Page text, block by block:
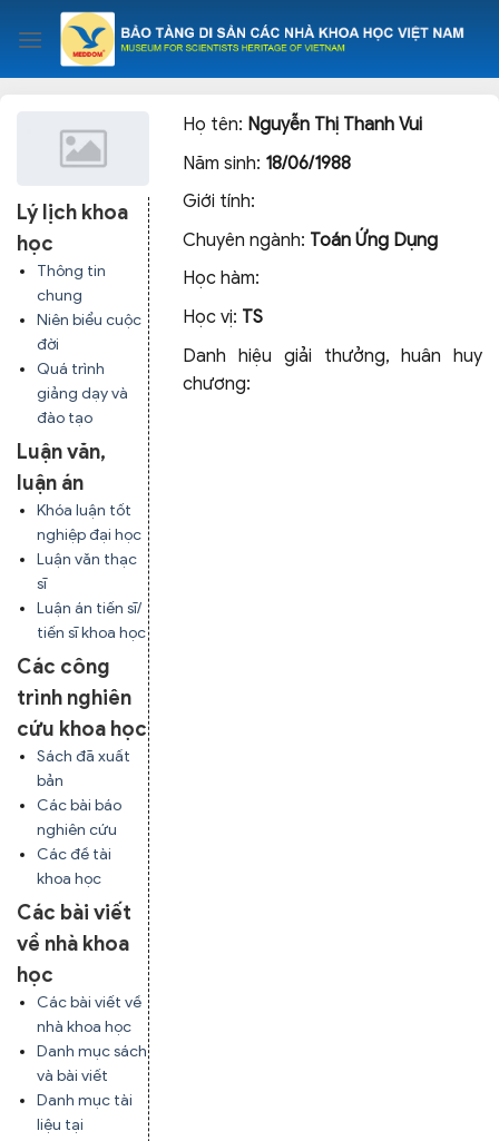
content
Lý lịch khoa
học
Thông tin
chung
Niên biểu cuộc
đời
Quá trình
giảng dạy và
đào tạo
Luận văn,
luận án
Khóa luận tốt
nghiệp đại học
Luận văn thạc
sĩ
Luận án tiến sĩ/
tiến sĩ khoa học
Các công
trình nghiên
cứu khoa học
Sách đã xuất
bản
Các bài báo
nghiên cứu
Các đề tài
khoa học
Các bài viết
về nhà khoa
học
Các bài viết về
nhà khoa học
Danh mục sách
và bài viết
Danh mục tài
liệu tại
Họ tên: Nguyễn Thị Thanh Vui
Năm sinh: 18/06/1988
Giới tính:
Chuyên ngành: Toán Ứng Dụng
Học hàm:
Học vị: TS
Danh hiệu giải thưởng, huân huy
chương: